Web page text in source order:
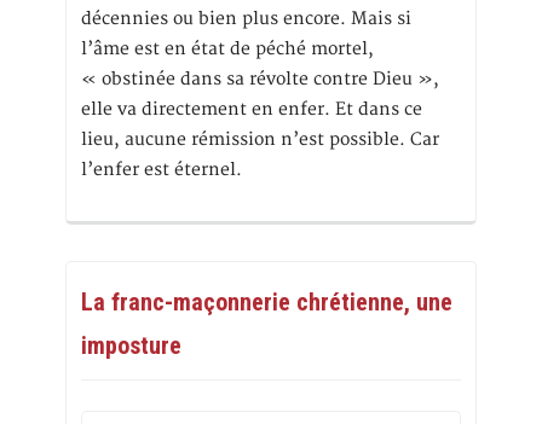
décennies ou bien plus encore. Mais si
l’âme est en état de péché mortel,
« obstinée dans sa révolte contre Dieu »,
elle va directement en enfer. Et dans ce
lieu, aucune rémission n’est possible. Car
l’enfer est éternel.
La franc-maçonnerie chrétienne, une
imposture